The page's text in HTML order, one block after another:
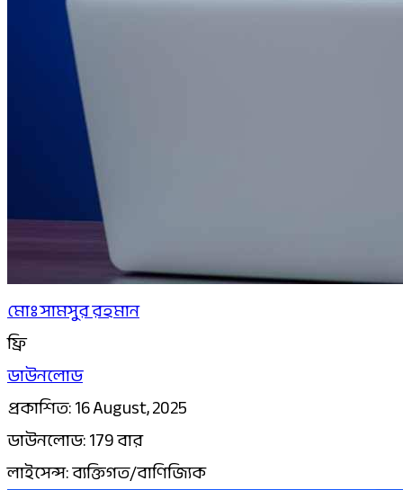
মোঃ সামসুর রহমান
ফ্রি
ডাউনলোড
প্রকাশিত: 16 August, 2025
ডাউনলোড: 179 বার
লাইসেন্স: ব্যক্তিগত/বাণিজ্যিক